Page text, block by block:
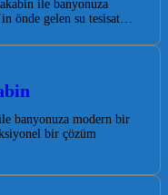
ile banyonuza
önde gelen su tesisat…
banyonuza modern bir
bir çözüm